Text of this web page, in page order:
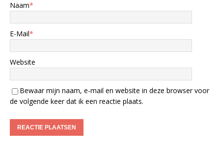
Naam*
E-Mail*
Website
Bewaar mijn naam, e-mail en website in deze browser voor
de volgende keer dat ik een reactie plaats.